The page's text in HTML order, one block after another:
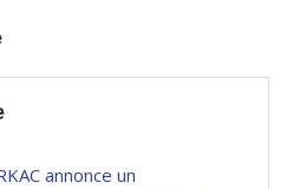
annonce un